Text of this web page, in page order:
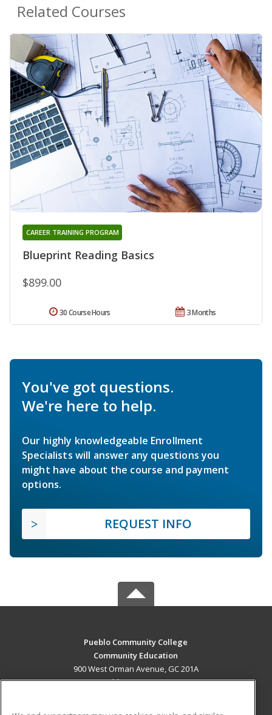
Related Courses
Blueprint Reading Basics
CAREER TRAINING PROGRAM
$899.00
3 Months
30 Course Hours
You've got questions.
We're here to help.
Our highly knowledgeable Enrollment
Specialists will answer any questions you
might have about the course and payment
options.
REQUEST INFO
Pueblo Community College
Community Education
900 West Orman Avenue, GC 201A
Pueblo, CO 81004 US